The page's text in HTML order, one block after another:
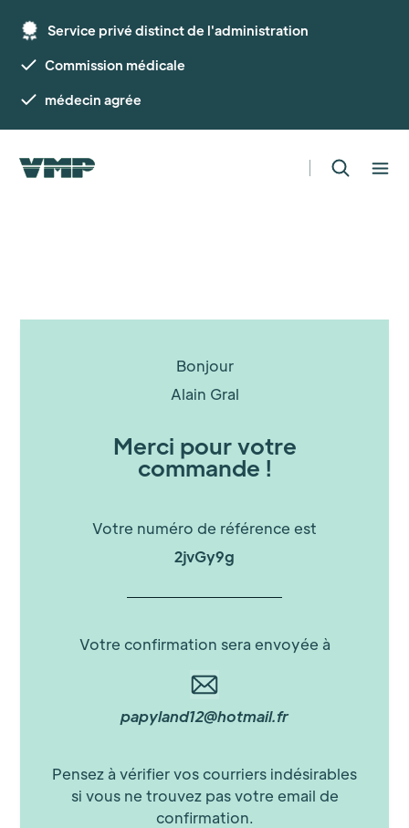
Service privé distinct de l'administration
Commission médicale
médecin agrée
Bonjour
Alain Gral
Merci pour votre
commande !
Votre numéro de référence est
2jvGy9g
Votre confirmation sera envoyée à
papyland12@hotmail.fr
Pensez à vérifier vos courriers indésirables
si vous ne trouvez pas votre email de
confirmation.